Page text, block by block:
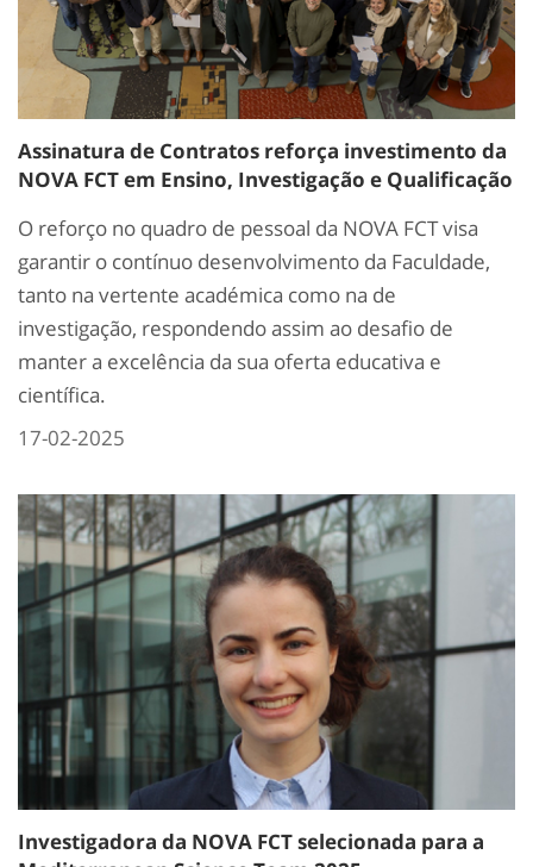
Assinatura de Contratos reforça investimento da
NOVA FCT em Ensino, Investigação e Qualificação
O reforço no quadro de pessoal da NOVA FCT visa
garantir o contínuo desenvolvimento da Faculdade,
tanto na vertente académica como na de
investigação, respondendo assim ao desafio de
manter a excelência da sua oferta educativa e
científica.
17-02-2025
Investigadora da NOVA FCT selecionada para a